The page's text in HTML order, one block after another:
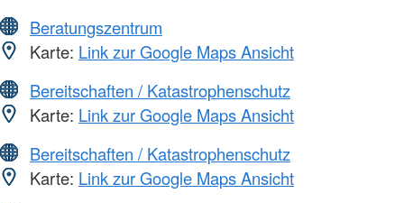
Beratungszentrum
Karte: Link zur Google Maps Ansicht
Bereitschaften / Katastrophenschutz
Karte: Link zur Google Maps Ansicht
Bereitschaften / Katastrophenschutz
Karte: Link zur Google Maps Ansicht